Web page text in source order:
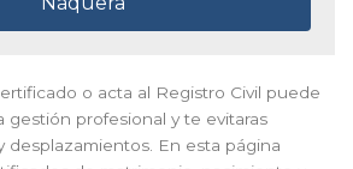
o acta al Registro Civil puede
profesional y te evitaras
desplazamientos. En esta página